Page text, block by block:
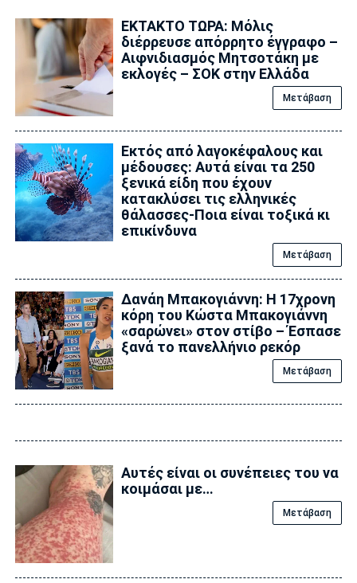
ΕΚΤΑΚΤΟ ΤΩΡΑ: Μόλις
διέρρευσε απόρρητο έγγραφο –
Αιφνιδιασμός Μητσοτάκη με
εκλογές – ΣΟΚ στην Ελλάδα
Μετάβαση
Εκτός από λαγοκέφαλους και
μέδουσες: Aυτά είναι τα 250
ξενικά είδη που έχουν
κατακλύσει τις ελληνικές
θάλασσες-Ποια είναι τοξικά κι
επικίνδυνα
Μετάβαση
Δανάη Μπακογιάννη: Η 17χρονη
κόρη του Κώστα Μπακογιάννη
«σαρώνει» στον στίβο – Έσπασε
ξανά το πανελλήνιο ρεκόρ
Μετάβαση
Αυτές είναι οι συνέπειες του να
κοιμάσαι με…
Μετάβαση